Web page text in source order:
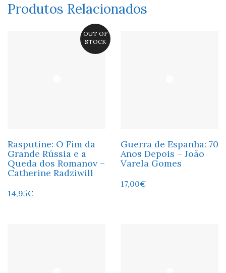
Produtos Relacionados
OUT OF
STOCK
Rasputine: O Fim da
Grande Rússia e a
Queda dos Romanov –
Catherine Radziwill
14,95€
Guerra de Espanha: 70
Anos Depois – João
Varela Gomes
17,00€